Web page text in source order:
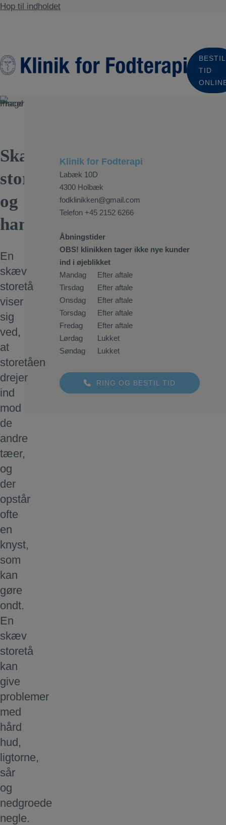
Hop til indholdet
BESTIL
TID
Skæv
storetå
og
hammertæer
En
skæv
storetå
viser
sig
ved,
at
storetåen
drejer
ind
mod
de
andre
tæer,
og
der
opstår
ofte
en
knyst,
som
kan
gøre
ondt.
En
skæv
storetå
kan
give
problemer
med
hård
hud,
ligtorne,
sår
og
nedgroede
negle.
Klinik for Fodterapi
Labæk 10D
4300 Holbæk
fodklinikken@gmail.com
Telefon +45 2152 6266
Åbningstider
OBS! klinikken tager ikke nye kunder
ind i øjeblikket
Mandag
Efter aftale
Tirsdag
Efter aftale
Onsdag
Efter aftale
Torsdag
Efter aftale
Fredag
Efter aftale
Lørdag
Lukket
Søndag
Lukket
RING OG BESTIL TID